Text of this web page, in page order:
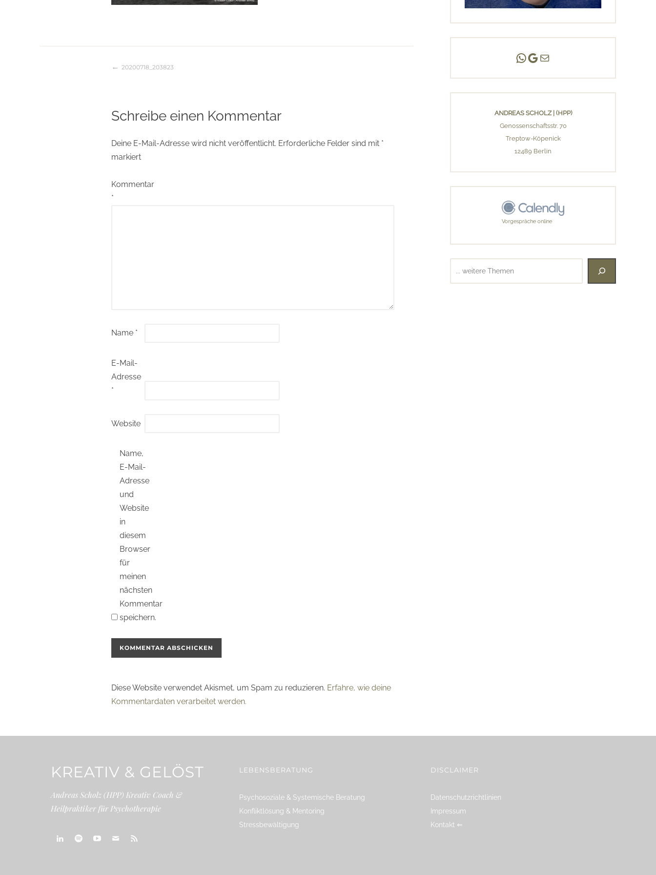
Beitragsnavigation
20200718_203823
Schreibe einen Kommentar
Deine E-Mail-Adresse wird nicht veröffentlicht. Erforderliche Felder sind mit *
markiert
Kommentar
*
Name *
E-Mail-
Adresse
*
Website
Name,
E-Mail-
Adresse
und
Website
in
diesem
Browser
für
meinen
nächsten
Kommentar
speichern.
Diese Website verwendet Akismet, um Spam zu reduzieren. Erfahre, wie deine
Kommentardaten verarbeitet werden.
Andreas Scholz | (HPP)
Praxis Adlershof
E-Mail an mich ...
ANDREAS SCHOLZ | (HPP)
Genossenschaftsstr. 70
Treptow-Köpenick
12489 Berlin
Vorgespräche online
KREATIV & GELÖST
Andreas Scholz (HPP) Kreativ Coach &
Heilpraktiker für Psychotherapie
LEBENSBERATUNG
Psychosoziale & Systemische Beratung
Konfliktlösung & Mentoring
Stressbewältigung
DISCLAIMER
Datenschutzrichtlinien
Impressum
Kontakt ⇐